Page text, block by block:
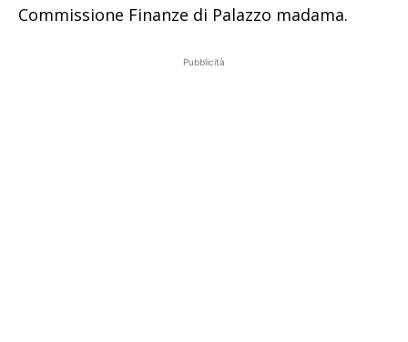
Commissione Finanze di Palazzo madama.
Pubblicità